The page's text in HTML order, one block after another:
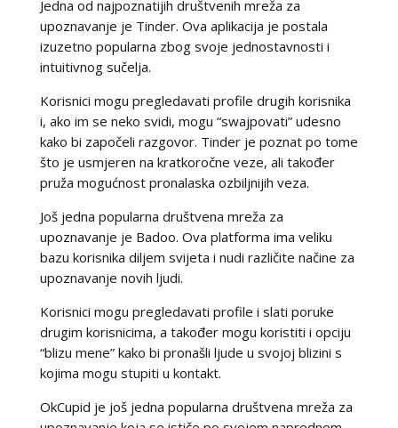
Jedna od najpoznatijih društvenih mreža za
upoznavanje je Tinder. Ova aplikacija je postala
izuzetno popularna zbog svoje jednostavnosti i
intuitivnog sučelja.
Korisnici mogu pregledavati profile drugih korisnika
i, ako im se neko svidi, mogu “swajpovati” udesno
kako bi započeli razgovor. Tinder je poznat po tome
što je usmjeren na kratkoročne veze, ali također
pruža mogućnost pronalaska ozbiljnijih veza.
Još jedna popularna društvena mreža za
upoznavanje je Badoo. Ova platforma ima veliku
bazu korisnika diljem svijeta i nudi različite načine za
upoznavanje novih ljudi.
Korisnici mogu pregledavati profile i slati poruke
drugim korisnicima, a također mogu koristiti i opciju
“blizu mene” kako bi pronašli ljude u svojoj blizini s
kojima mogu stupiti u kontakt.
OkCupid je još jedna popularna društvena mreža za